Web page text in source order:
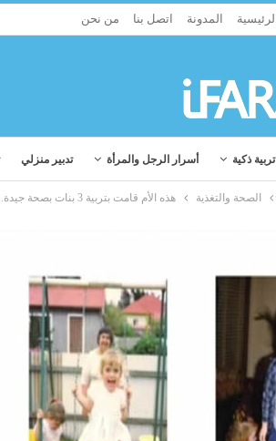
الرئيسية المدونة اتصل بنا من نحن
تربية ذكية أسرار الرجل والمرأة تدبير منزلي
الصحة والتغذية هذه الأم قامت بتربية 3 بنات بصحة جيدة. لكن بعد 20 سنة، اكتشف الأطباء الحقيقة المخيفة !